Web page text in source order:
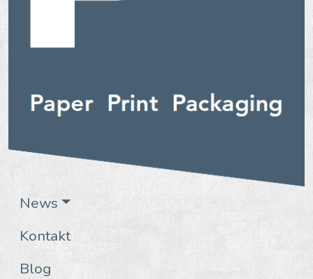
News
Kontakt
Blog